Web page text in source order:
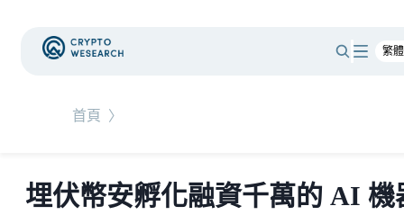
首頁 〉
埋伏幣安孵化融資千萬的 AI 機